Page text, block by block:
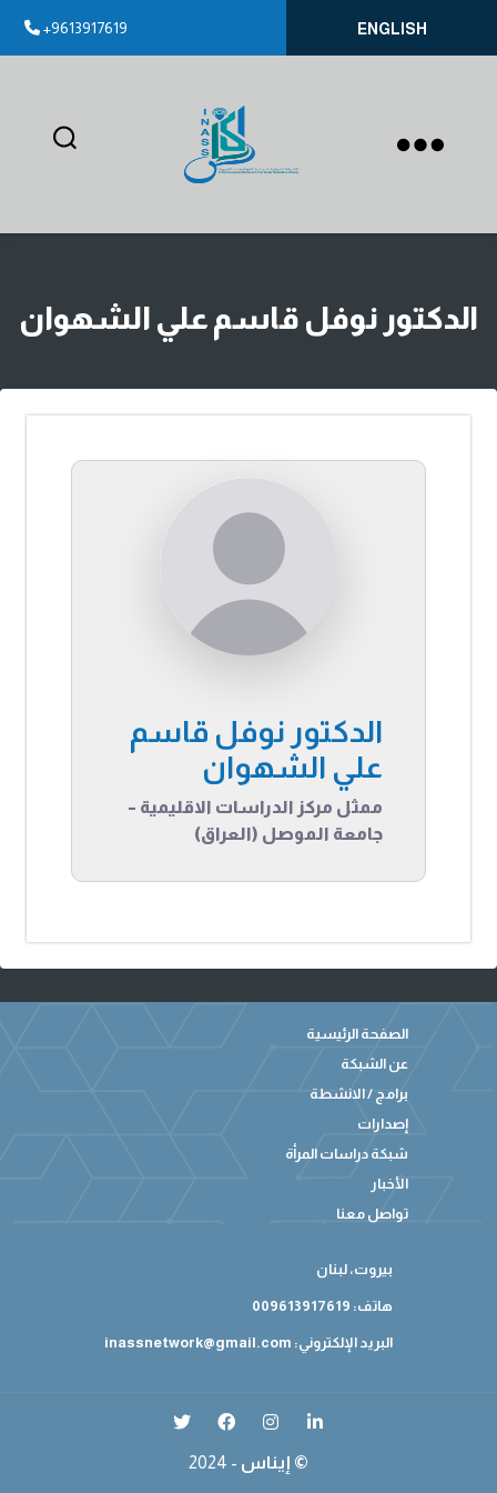
+9613917619 ENGLISH
الدكتور نوفل قاسم علي الشهوان
الدكتور نوفل قاسم
علي الشهوان
ممثل مركز الدراسات الاقليمية –
جامعة الموصل (العراق)
الصفحة الرئيسية
عن الشبكة
برامج / الانشطة
إصدارات
شبكة دراسات المرأة
الأخبار
تواصل معنا
بيروت، لبنان
هاتف: 009613917619
البريد الإلكتروني: inassnetwork@gmail.com
2024 - إيناس ©